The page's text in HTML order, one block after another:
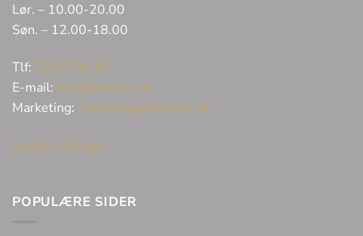
Lør. – 10.00-20.00
Søn. – 12.00-18.00
Tlf: 32 62 06 45
E-mail: info@bonells.dk
Marketing: marketing@bonells.dk
Ledige stillinger
POPULÆRE SIDER